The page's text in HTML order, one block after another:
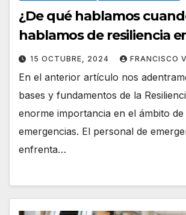
¿De qué hablamos
hablamos de resiliencia
15 OCTUBRE, 2024 FRANCISCO
En el anterior artículo nos
bases y fundamentos de la
enorme importancia en el ámbito de
emergencias. El personal de
enfrenta…